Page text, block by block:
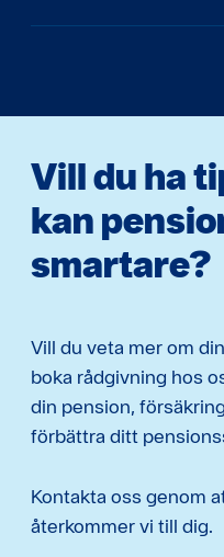
Vill du ha
kan
smartare?
Vill du veta mer om
boka rådgivning hos
din pension,
förbättra ditt
Kontakta oss genom
återkommer vi till dig.